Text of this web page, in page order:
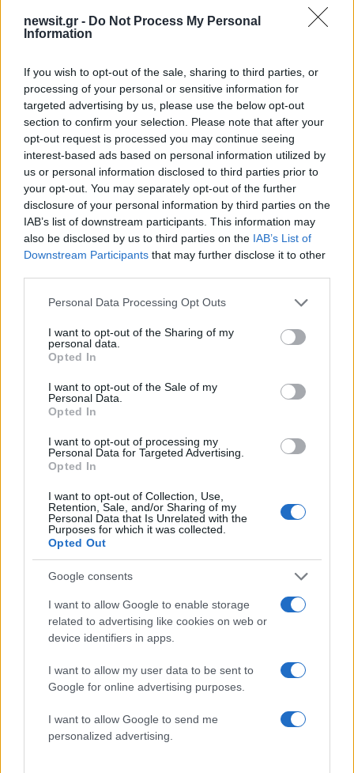
newsit.gr - Do Not Process My Personal
Information
If you wish to opt-out of the sale, sharing to third parties, or
processing of your personal or sensitive information for
targeted advertising by us, please use the below opt-out
section to confirm your selection. Please note that after your
opt-out request is processed you may continue seeing
interest-based ads based on personal information utilized by
us or personal information disclosed to third parties prior to
your opt-out. You may separately opt-out of the further
disclosure of your personal information by third parties on the
IAB’s list of downstream participants. This information may
also be disclosed by us to third parties on the IAB’s List of
Downstream Participants that may further disclose it to other
Please note that this website/app uses one or more Google
not limited to your visit or usage behaviour. You may click to
grant or deny consent to Google and its third-party tags to
use your data for below specified purposes in below Google
consent section.
Personal Data Processing Opt Outs
I want to opt-out of the Sharing of my
personal data.
Opted In
I want to opt-out of the Sale of my
Personal Data.
Opted In
I want to opt-out of processing my
Personal Data for Targeted Advertising.
Opted In
I want to opt-out of Collection, Use,
Retention, Sale, and/or Sharing of my
Personal Data that Is Unrelated with the
Purposes for which it was collected.
Opted Out
Google consents
I want to allow Google to enable storage
related to advertising like cookies on web or
device identifiers in apps.
I want to allow my user data to be sent to
Google for online advertising purposes.
I want to allow Google to send me
personalized advertising.
Σχόλια
Σχολίασε εδώ
2000 /2000
Όροι Χρήσης. Το site προστατεύεται από reCAPTCHA, ισχύουν
Πολιτική Απορρήτου&Όροι Χρήσης της Google.
ΓΙΑΝΝΗΣ ΜΠΕΖΟΣ
Share:
Ακολουθήστε το Νewsit.gr στο
τελευταία νέατης ημέρας
Η Μελίνα Ασλανίδου
προγραμματισμένες
εμφανίσεις της για λόγους
υγείας
Ελλάδα» – Η
του Παναγιώτη
Πιο δημοφιλή
Έφυγαν οι συνεργάτες, μένει η Μαρία